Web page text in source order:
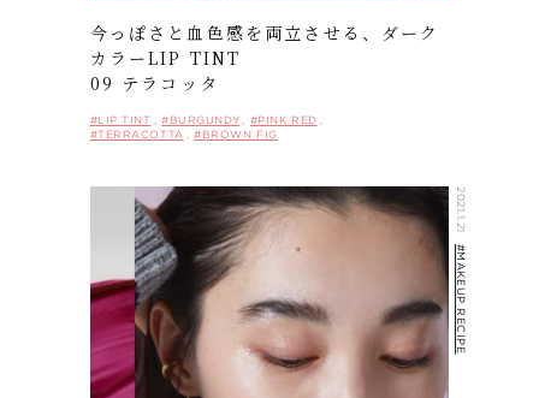
今っぽさと血色感を両立させる、ダーク
カラーLIP TINT
09 テラコッタ
#LIP TINT #BURGUNDY
#PINK RED
#TERRACOTTA
#BROWN FIG
2021.1.21
#MAKEUP RECIPE